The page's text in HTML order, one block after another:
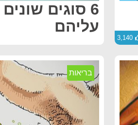
3,140
6 סוגים
עליהם
בריאות